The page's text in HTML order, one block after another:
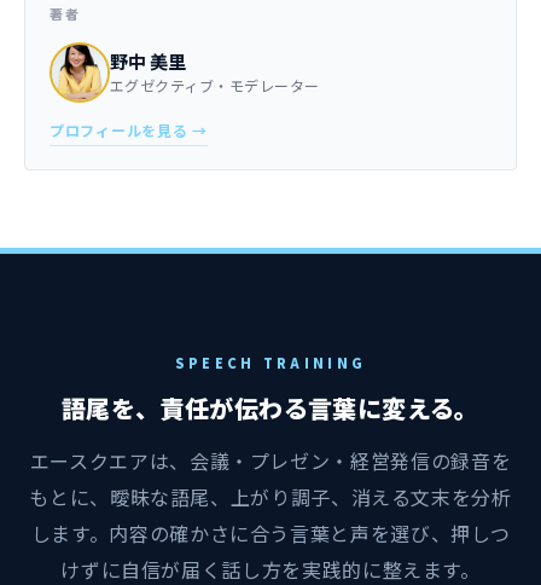
著者
野中 美里
エグゼクティブ・モデレーター
プロフィールを見る →
SPEECH TRAINING
語尾を、責任が伝わる言葉に変える。
エースクエアは、会議・プレゼン・経営発信の録音を
もとに、曖昧な語尾、上がり調子、消える文末を分析
します。内容の確かさに合う言葉と声を選び、押しつ
けずに自信が届く話し方を実践的に整えます。